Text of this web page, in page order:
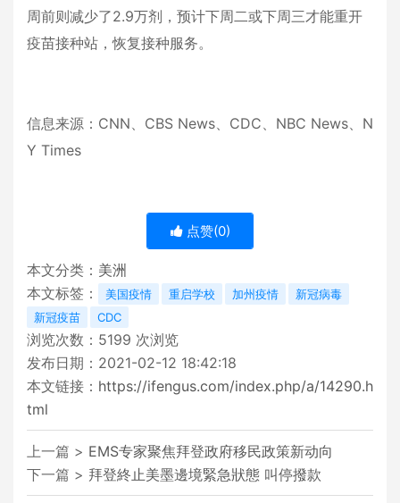
周前则减少了2.9万剂，预计下周二或下周三才能重开
疫苗接种站，恢复接种服务。
信息来源：CNN、CBS News、CDC、NBC News、N
Y Times
点赞(0)
本文分类： 美洲
本文标签：
美国疫情 重启学校 加州疫情
新冠病毒
新冠疫苗
CDC
浏览次数： 5199 次浏览
发布日期：2021-02-12 18:42:18
本文链接： https://ifengus.com/index.php/a/14290.h
tml
上一篇 > EMS专家聚焦拜登政府移民政策新动向
下一篇 > 拜登終止美墨邊境緊急狀態 叫停撥款